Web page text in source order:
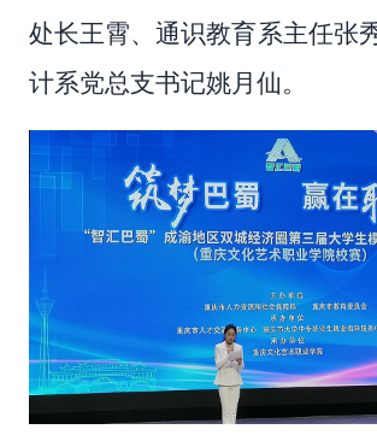
处长王霄、通识教育系主任张
计系党总支书记姚月仙。